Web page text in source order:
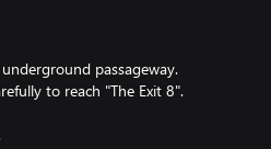
passageway.
to reach "The Exit 8".